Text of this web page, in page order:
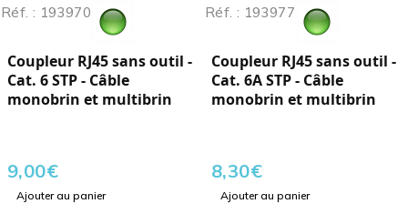
Réf. : 193970
Coupleur RJ45 sans outil -
Cat. 6 STP - Câble
monobrin et multibrin
9,00€
Ajouter au panier
Réf. : 193977
Coupleur RJ45 sans outil -
Cat. 6A STP - Câble
monobrin et multibrin
8,30€
Ajouter au panier